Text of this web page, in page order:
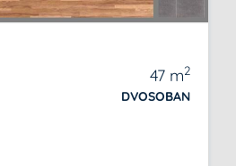
47 m2
DVOSOBAN